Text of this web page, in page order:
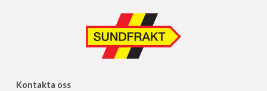
Kontakta oss